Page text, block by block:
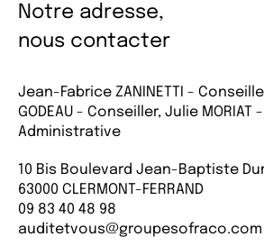
Notre adresse,
nous contacter
Jean-Fabrice ZANINETTI -
GODEAU - Conseiller, Julie
Administrative
10 Bis Boulevard Jean-Baptiste
63000 CLERMONT-FERRAND
09 83 40 48 98
auditetvous@groupesofraco.com